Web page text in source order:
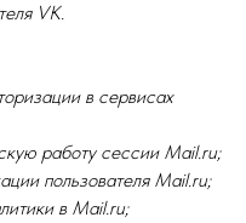
VK.
в сервисах
работу сессии Mail.ru;
пользователя Mail.ru;
в Mail.ru;